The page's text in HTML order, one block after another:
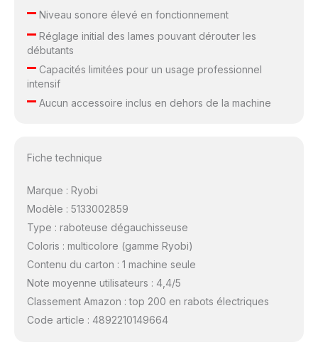
–Niveau sonore élevé en fonctionnement
–Réglage initial des lames pouvant dérouter les
débutants
–Capacités limitées pour un usage professionnel
intensif
–Aucun accessoire inclus en dehors de la machine
Fiche technique
Marque : Ryobi
Modèle : 5133002859
Type : raboteuse dégauchisseuse
Coloris : multicolore (gamme Ryobi)
Contenu du carton : 1 machine seule
Note moyenne utilisateurs : 4,4/5
Classement Amazon : top 200 en rabots électriques
Code article : 4892210149664